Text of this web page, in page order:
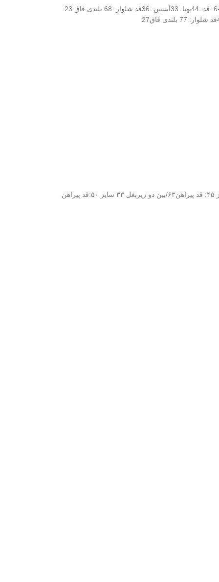
جنس: پارچه پنبه یک رو سایز 3-4: قد: 40پهنا: 30آستین: 33قد شلوار: 54 بلندی فاق 22 سایز4-5: قد: 41پهنا: 31آستین: 35قد شلوار: 58 بلندی فاق 22 سایز5-6: قد: 44پهنا: 33آستین: 36قد شلوار: 68 بلندی فاق 23
سایز ۴۰:قد پیراهن ۵۷/بین دو زیر بغل۲۹ سایز ۴۵: قد پیراهن۶۳/بین دو زیربغل ۳۳ سایز ۵۰:قد پیراهن